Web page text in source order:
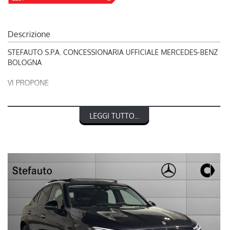
Descrizione
STEFAUTO S.P.A. CONCESSIONARIA UFFICIALE MERCEDES-BENZ
BOLOGNA
VI PROPONE
MERCEDES-BENZ GLC 300 de hybrid EQ 4Matic Coupé AMG
L'OFFERTA INCLUDE:
- AMG Line PREMIUM TECH
- Cerchi in lega leggera AMG da 20“ a 5 razze in ner
- Consolle centrale effetto a trama metallica
- Grigio grafite
- Pacchetto assistenza alla guida Plus
LEGGI TUTTO...